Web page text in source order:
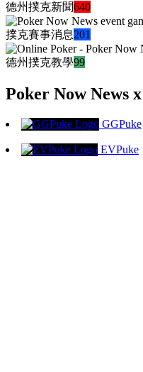
德州撲克新聞640
撲克賽事消息201
德州撲克教學99
Poker Now News
GGPuke
EVPuke